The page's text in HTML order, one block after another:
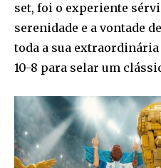
set, foi o experiente
serenidade e a vontade
toda a sua
10-8 para selar um